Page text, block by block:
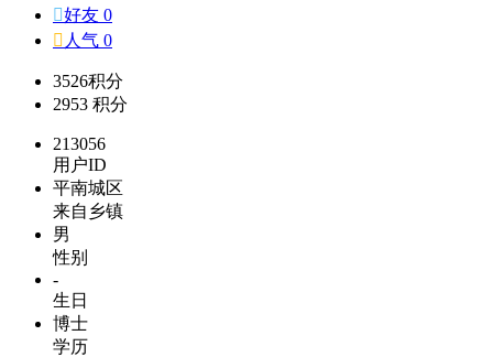
好友 0
 人气 0
3526积分
2953 积分
213056
用户ID
平南城区
来自乡镇
男
性别
-
生日
博士
学历